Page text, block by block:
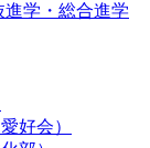
学・総合進学
好会）